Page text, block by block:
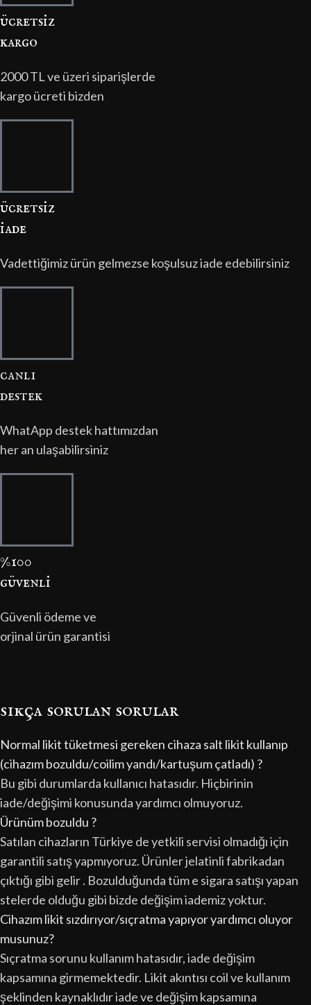
ücretsi̇z
kargo
2000 TL ve üzeri siparişlerde
kargo ücreti bizden
ücretsi̇z
i̇ade
Vadettiğimiz ürün gelmezse koşulsuz iade edebilirsiniz
canli
destek
WhatApp destek hattımızdan
her an ulaşabilirsiniz
%100
güvenli̇
Güvenli ödeme ve
orjinal ürün garantisi
sıkça sorulan sorular
Normal likit tüketmesi gereken cihaza salt likit kullanıp
(cihazım bozuldu/coilim yandı/kartuşum çatladı) ?
Bu gibi durumlarda kullanıcı hatasıdır. Hiçbirinin
iade/değişimi konusunda yardımcı olmuyoruz.
Ürünüm bozuldu ?
Satılan cihazların Türkiye de yetkili servisi olmadığı için
garantili satış yapmıyoruz. Ürünler jelatinli fabrikadan
çıktığı gibi gelir . Bozulduğunda tüm e sigara satışı yapan
stelerde olduğu gibi bizde değişim iademiz yoktur.
Cihazım likit sızdırıyor/sıçratma yapıyor yardımcı oluyor
musunuz?
Sıçratma sorunu kullanım hatasıdır, iade değişim
kapsamına girmemektedir. Likit akıntısı coil ve kullanım
şeklinden kaynaklıdır iade ve değişim kapsamına